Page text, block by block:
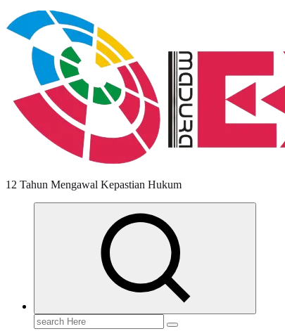
12 Tahun Mengawal Kepastian Hukum
Search
for: